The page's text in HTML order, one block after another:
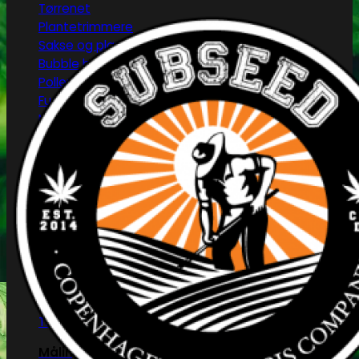
Tørrenet
Plantetrimmere
Sakse og plantetrimmere
Bubble bags
Pollenpressere
Fugtighedsregulering
Mikroskoper
Grotelte
Herbgarden™
RoyalRoom®
AC infinity
Cultibox
Homebox
Secret Jardine
Tilbehør til grotelte
Målingsudstyr